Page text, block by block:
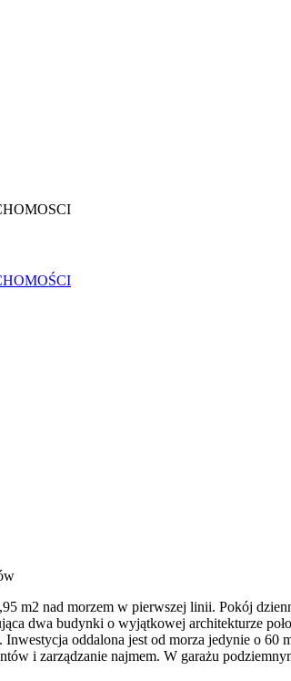
m2 nad morzem w pierwszej linii. Pokój
dwa budynki o wyjątkowej architekturze
oddalona jest od morza jedynie o
i zarządzanie najmem. W garażu